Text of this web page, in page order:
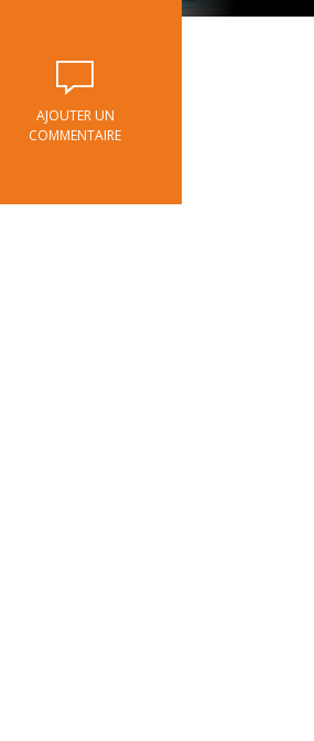
AJOUTER UN
COMMENTAIRE